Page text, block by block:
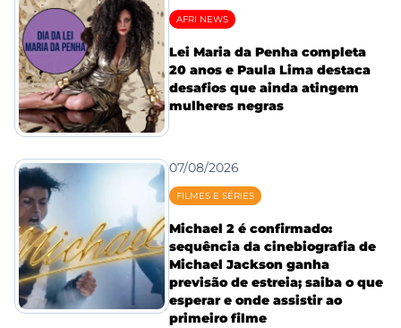
AFRI NEWS
Lei Maria da Penha completa
20 anos e Paula Lima destaca
desafios que ainda atingem
mulheres negras
07/08/2026
FILMES E SÉRIES
Michael 2 é confirmado:
sequência da cinebiografia de
Michael Jackson ganha
previsão de estreia; saiba o que
esperar e onde assistir ao
primeiro filme